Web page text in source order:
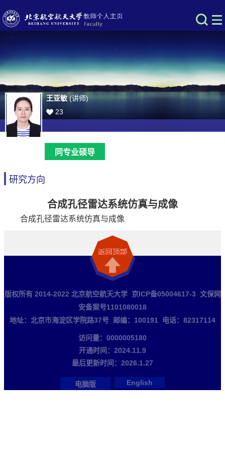
王亚敏(讲师)
23
同专业硕导
研究方向
合成孔径雷达系统仿真与成像
合成孔径雷达系统仿真与成像
版权所有 2014-2022 北京航空航天大学 京ICP备05004617-3 文保网
安备案号1101080018
地址：北京市海淀区学院路37号 邮编：100191 电话：82317114
访问量： 0000005180
开通时间： 2024.11.9
最后更新时间： 2026.1.27
电脑版 English